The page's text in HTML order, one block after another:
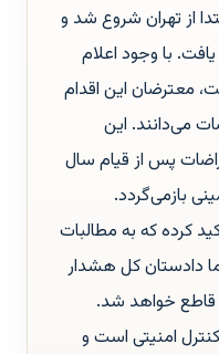
از تهران شروع شد و
با وجود اعلام
معترضان این اقدام
می‌دانند. این
پس از قیام سال
بازمی‌گردد.
کرده که به مطالبات
دادستان کل هشدار
قاطع خواهد شد.
امنیتی است و